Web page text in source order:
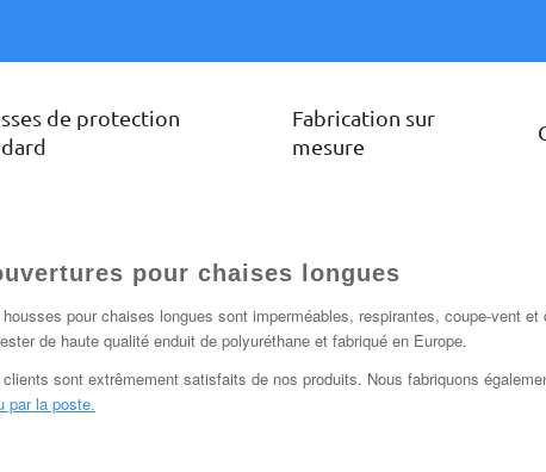
de protection
Fabrication sur
mesure
pour chaises longues
pour chaises longues sont imperméables, respirantes, coupe-vent
de haute qualité enduit de polyuréthane et fabriqué en Europe.
sont extrêmement satisfaits de nos produits. Nous fabriquons
par la poste.